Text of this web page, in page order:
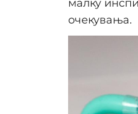
малку
очекувања.